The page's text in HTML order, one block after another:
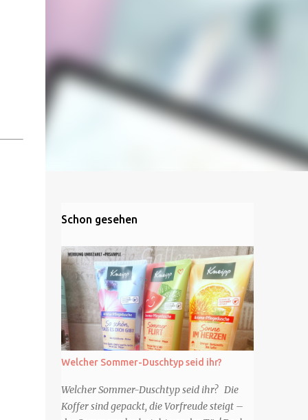
Schon gesehen
Welcher Sommer-Duschtyp seid ihr?
Welcher Sommer-Duschtyp seid ihr? Die
Koffer sind gepackt, die Vorfreude steigt –